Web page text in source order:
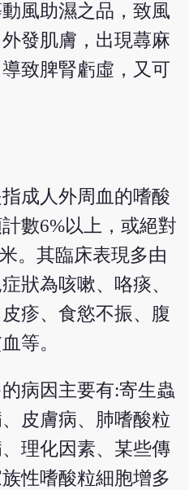
風助濕之品，致風
發肌膚，出現蕁麻
致脾腎虧虛，又可
成人外周血的嗜酸
數6%以上，或絕對
。其臨床表現多由
狀為咳嗽、咯痰、
疹、食慾不振、腹
等。
病因主要有:寄生蟲
皮膚病、肺嗜酸粒
理化因素、某些傳
性嗜酸粒細胞增多